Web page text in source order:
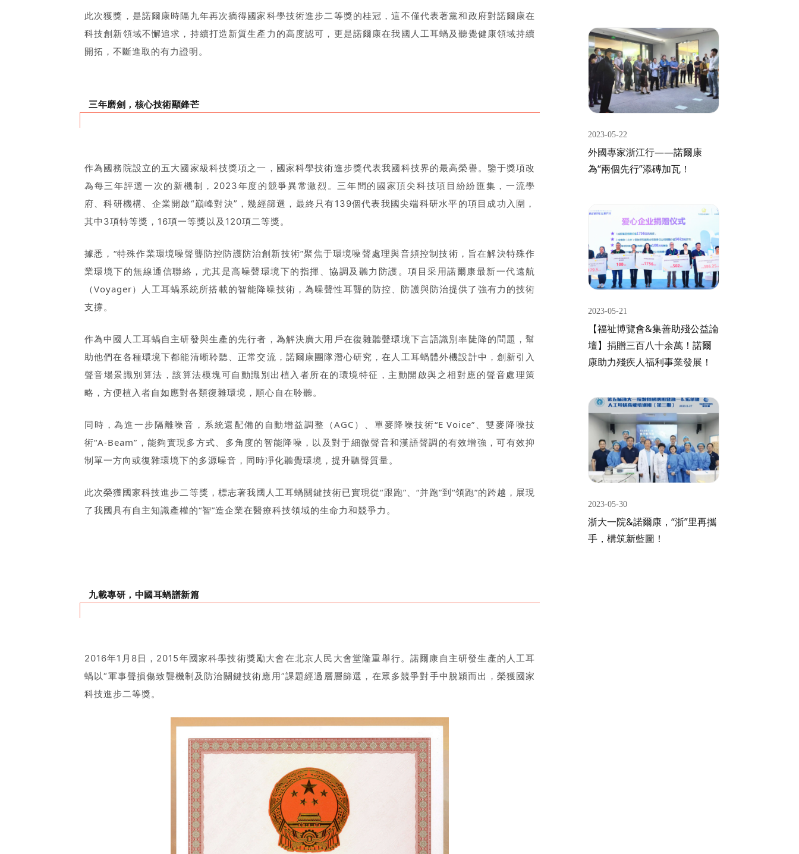
此次獲獎，是諾爾康時隔九年再次摘得國家科學技術進步二等獎的桂冠，這不僅代表著黨和政府對諾爾康在
科技創新領域不懈追求，持續打造新質生產力的高度認可，更是諾爾康在我國人工耳蝸及聽覺健康領域持續
開拓，不斷進取的有力證明。
三年磨劍，核心技術顯鋒芒
作為國務院設立的五大國家級科技獎項之一，國家科學技術進步獎代表我國科技界的最高榮譽。 鑒于獎項改
為每三年評選一次的新機制，2023年度的競爭異常激烈。三年間的國家頂尖科技項目紛紛匯集，一流學
府、科研機構、企業開啟“巔峰對決”，幾經篩選，最終只有139個代表我國尖端科研水平的項目成功入圍，
其中3項特等獎，16項一等獎以及120項二等獎。
據悉，“特殊作業環境噪聲聾防控防護防治創新技術”聚焦于環境噪聲處理與音頻控制技術，旨在解決特殊作
業環境下的無線通信聯絡，尤其是高噪聲環境下的指揮、協調及聽力防護。項目采用諾爾康最新一代遠航
（Voyager）人工耳蝸系統所搭載的智能降噪技術，為噪聲性耳聾的防控、防護與防治提供了強有力的技術
支撐。
作為中國人工耳蝸自主研發與生產的先行者，為解決廣大用戶在復雜聽聲環境下言語識別率陡降的問題，幫
助他們在各種環境下都能清晰聆聽、正常交流，諾爾康團隊潛心研究，在人工耳蝸體外機設計中，創新引入
聲音場景識別算法，該算法模塊可自動識別出植入者所在的環境特征，主動開啟與之相對應的聲音處理策
略，方便植入者自如應對各類復雜環境，順心自在聆聽。
同時，為進一步隔離噪音，系統還配備的自動增益調整（AGC）、單麥降噪技術“E Voice”、雙麥降噪技
術“A-Beam”，能夠實現多方式、多角度的智能降噪，以及對于細微聲音和漢語聲調的有效增強，可有效抑
制單一方向或復雜環境下的多源噪音，同時凈化聽覺環境，提升聽聲質量。
此次榮獲國家科技進步二等獎，標志著我國人工耳蝸關鍵技術已實現從“跟跑”、“并跑”到“領跑”的跨越，展現
了我國具有自主知識產權的“智”造企業在醫療科技領域的生命力和競爭力。
九載專研，中國耳蝸譜新篇
2016年1月8日，2015年國家科學技術獎勵大會在北京人民大會堂隆重舉行。諾爾康自主研發生產的人工耳
蝸以“軍事聲損傷致聾機制及防治關鍵技術應用”課題經過層層篩選，在眾多競爭對手中脫穎而出，榮獲國家
科技進步二等獎。
2023-05-22
外國專家浙江行——諾爾康
為“兩個先行”添磚加瓦！
2023-05-21
【福祉博覽會&集善助殘公益論
壇】捐贈三百八十余萬！諾爾
康助力殘疾人福利事業發展！
2023-05-30
浙大一院&諾爾康，“浙”里再攜
手，構筑新藍圖！